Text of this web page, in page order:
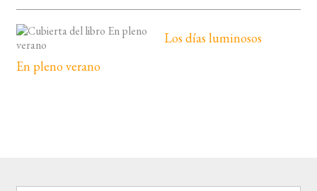
En pleno verano
Los días luminosos